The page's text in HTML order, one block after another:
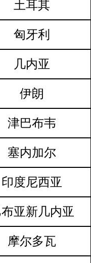
土耳其
匈牙利
几内亚
伊朗
津巴布韦
塞内加尔
印度尼西亚
亚新几内亚
摩尔多瓦